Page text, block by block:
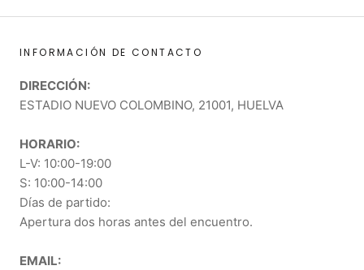
INFORMACIÓN DE CONTACTO
DIRECCIÓN:
ESTADIO NUEVO COLOMBINO, 21001, HUELVA
HORARIO:
L-V: 10:00-19:00
S: 10:00-14:00
Días de partido:
Apertura dos horas antes del encuentro.
EMAIL: